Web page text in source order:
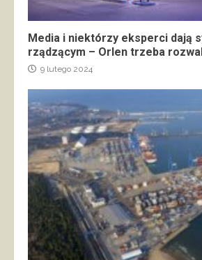
Media i niektórzy eksperci dają
rządzącym – Orlen trzeba
9 lutego 2024